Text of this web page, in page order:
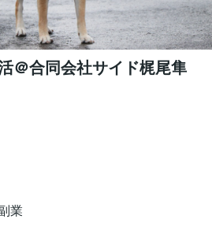
＠合同会社サイド梶尾隼
業